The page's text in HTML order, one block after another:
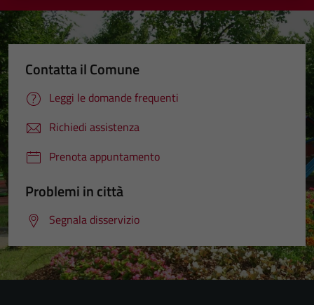
Contatta il Comune
Leggi le domande frequenti
Richiedi assistenza
Prenota appuntamento
Problemi in città
Segnala disservizio